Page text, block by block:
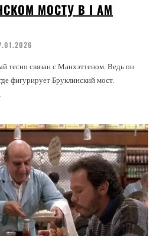
МОСТУ В I AM
тесно связан с Манхэттеном. Ведь он
фигурирует Бруклинский мост.